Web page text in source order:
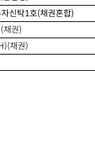
신탁1호(채권혼합)
채권)
채권)